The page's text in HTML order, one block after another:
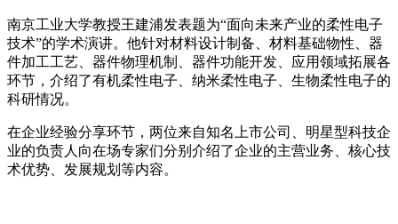
南京工业大学教授王建浦发表题为“面向未来产业的柔性电子
技术”的学术演讲。他针对材料设计制备、材料基础物性、器
件加工工艺、器件物理机制、器件功能开发、应用领域拓展各
环节，介绍了有机柔性电子、纳米柔性电子、生物柔性电子的
科研情况。
在企业经验分享环节，两位来自知名上市公司、明星型科技企
业的负责人向在场专家们分别介绍了企业的主营业务、核心技
术优势、发展规划等内容。